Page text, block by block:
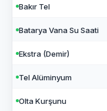
Bakır Tel
Batarya Vana Su Saati
Ekstra (Demir)
Tel Alüminyum
Olta Kurşunu